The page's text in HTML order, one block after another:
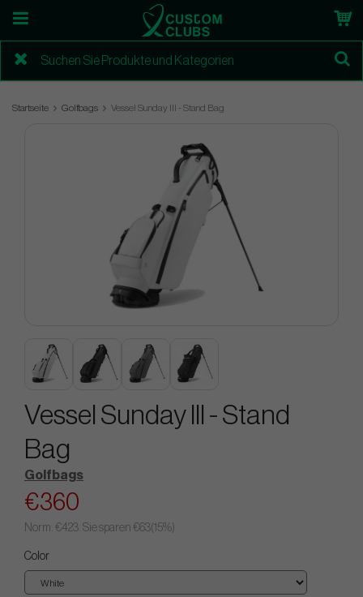
Startseite Golfbags Vessel Sunday III - Stand Bag
Vessel Sunday III - Stand
Bag
Golfbags
€360
Norm. €423. Sie sparen €63(15%)
Color